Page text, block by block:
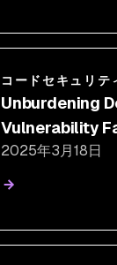
コードセキュリテ
Unburdening
Vulnerability
Findings
2025年3月18日